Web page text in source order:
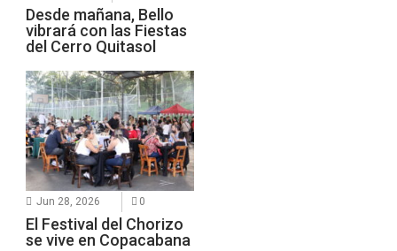
Desde mañana, Bello
vibrará con las Fiestas
del Cerro Quitasol
Jun 28, 2026 0
El Festival del Chorizo
se vive en Copacabana